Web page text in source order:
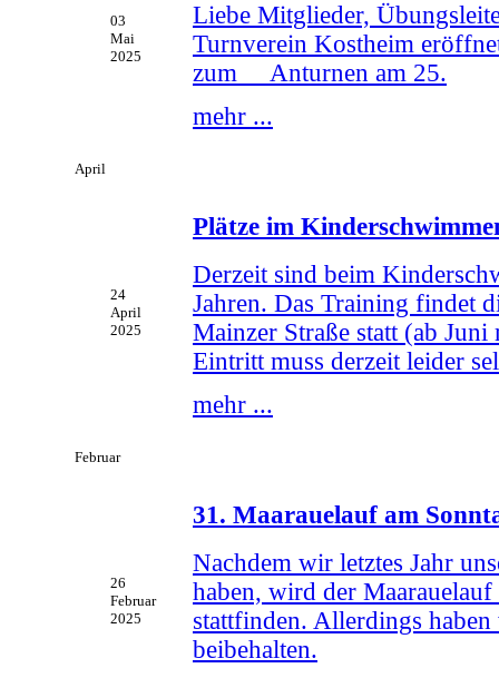
03
Mai
2025
Liebe Mitglieder,
Turnverein Kostheim
zum Anturnen am 25.
mehr ...
April
24
April
2025
Plätze im
Derzeit sind beim
Jahren. Das Training findet
Mainzer Straße statt (ab
Eintritt muss derzeit leider
mehr ...
Februar
26
Februar
2025
31. Maarauelauf am
Nachdem wir letztes Jahr
haben, wird der
stattfinden. Allerdings
beibehalten.